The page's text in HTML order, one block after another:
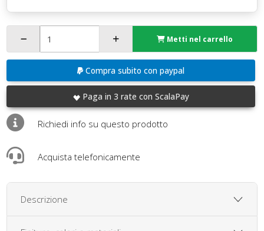
Metti nel carrello
Compra subito con paypal
Paga in 3 rate con ScalaPay
Richiedi info su questo prodotto
Acquista telefonicamente
Descrizione